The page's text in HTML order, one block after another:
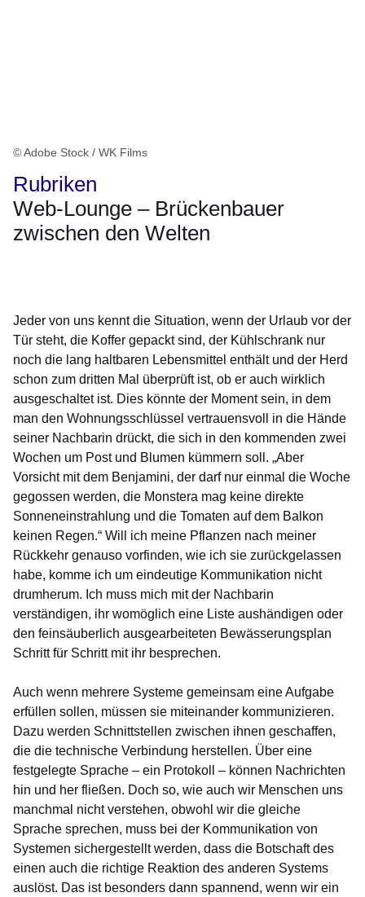
© Adobe Stock / WK Films
Rubriken
Web-Lounge – Brückenbauer
zwischen den Welten
Jeder von uns kennt die Situation, wenn der Urlaub vor der
Tür steht, die Koffer gepackt sind, der Kühlschrank nur
noch die lang haltbaren Lebensmittel enthält und der Herd
schon zum dritten Mal überprüft ist, ob er auch wirklich
ausgeschaltet ist. Dies könnte der Moment sein, in dem
man den Wohnungsschlüssel vertrauensvoll in die Hände
seiner Nachbarin drückt, die sich in den kommenden zwei
Wochen um Post und Blumen kümmern soll. „Aber
Vorsicht mit dem Benjamini, der darf nur einmal die Woche
gegossen werden, die Monstera mag keine direkte
Sonneneinstrahlung und die Tomaten auf dem Balkon
keinen Regen.“ Will ich meine Pflanzen nach meiner
Rückkehr genauso vorfinden, wie ich sie zurückgelassen
habe, komme ich um eindeutige Kommunikation nicht
drumherum. Ich muss mich mit der Nachbarin
verständigen, ihr womöglich eine Liste aushändigen oder
den feinsäuberlich ausgearbeiteten Bewässerungsplan
Schritt für Schritt mit ihr besprechen.
Auch wenn mehrere Systeme gemeinsam eine Aufgabe
erfüllen sollen, müssen sie miteinander kommunizieren.
Dazu werden Schnittstellen zwischen ihnen geschaffen,
die die technische Verbindung herstellen. Über eine
festgelegte Sprache – ein Protokoll – können Nachrichten
hin und her fließen. Doch so, wie auch wir Menschen uns
manchmal nicht verstehen, obwohl wir die gleiche
Sprache sprechen, muss bei der Kommunikation von
Systemen sichergestellt werden, dass die Botschaft des
einen auch die richtige Reaktion des anderen Systems
auslöst. Das ist besonders dann spannend, wenn wir ein